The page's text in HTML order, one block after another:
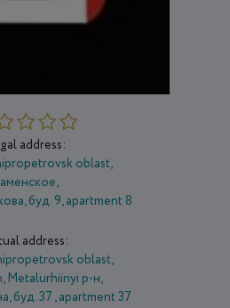
address:
oblast,
буд. 9, apartment 8
address:
oblast,
Metalurhiinyi р-н,
буд. 37 , apartment 37